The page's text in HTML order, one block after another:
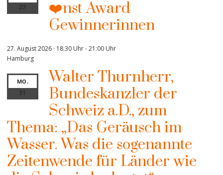
27
❤️nst Award
Gewinnerinnen
27. August 2026 · 18:30 Uhr-21:00 Uhr
Hamburg
MO.
31
Walter Thurnherr,
Bundeskanzler der
Schweiz a.D., zum
Thema: „Das Geräusch im
Wasser. Was die sogenannte
Zeitenwende für Länder wie